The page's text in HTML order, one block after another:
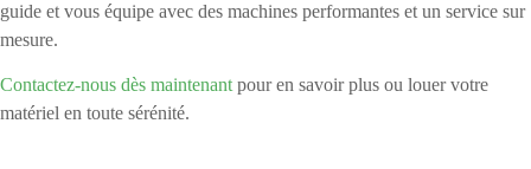
guide et vous équipe avec des machines performantes et un service sur
mesure.
Contactez-nous dès maintenantpour en savoir plus ou louer votre
matériel en toute sérénité.